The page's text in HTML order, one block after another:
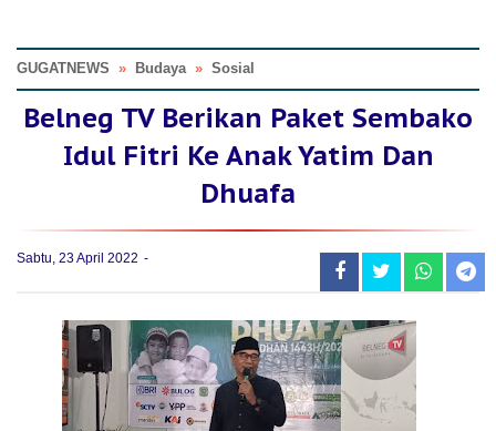
GUGATNEWS » Budaya » Sosial
Belneg TV Berikan Paket Sembako
Idul Fitri Ke Anak Yatim Dan
Dhuafa
Sabtu, 23 April 2022